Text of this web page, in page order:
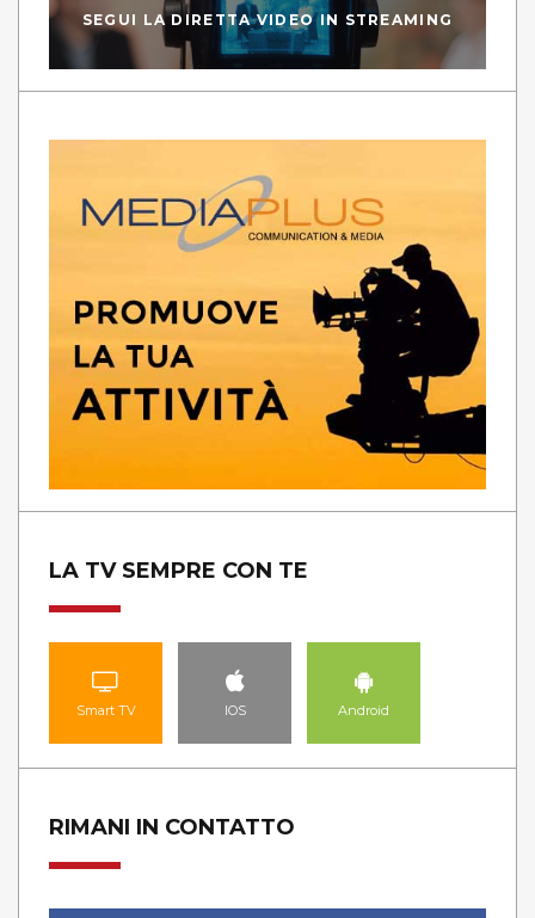
SEGUI LA DIRETTA VIDEO IN STREAMING
LA TV SEMPRE CON TE
Smart TV IOS Android
RIMANI IN CONTATTO